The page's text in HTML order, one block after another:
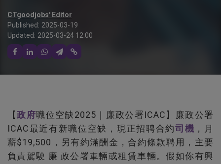
CTgoodjobs' Editor
Published: 2025-03-19
Updated: 2025-03-24 12:00
【政府職位空缺2025｜廉政公署ICAC】廉政公署
ICAC最近有新職位空缺，現正招聘合約司機 ，月
薪$19,500，另有約滿酬金，合約條款聘用，主要
負責駕駛 廉 政公署車輛或租賃車輛。假如你有興